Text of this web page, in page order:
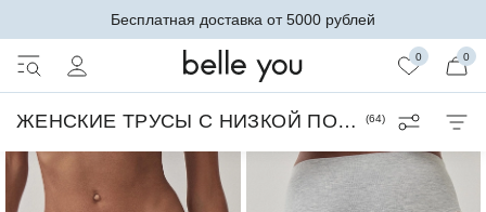
Бесплатная доставка от 5000 рублей
0 0
ЖЕНСКИЕ ТРУСЫ С НИЗКОЙ ПОСАДКОЙ (64)